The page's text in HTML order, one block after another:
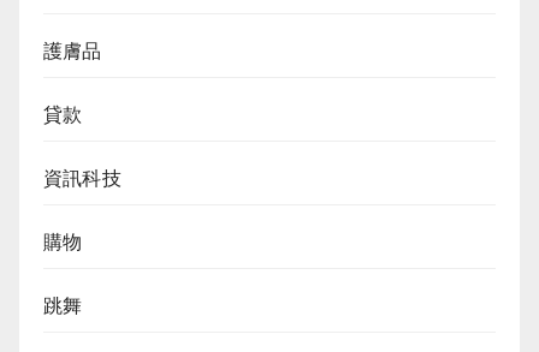
護膚品
貸款
資訊科技
購物
跳舞